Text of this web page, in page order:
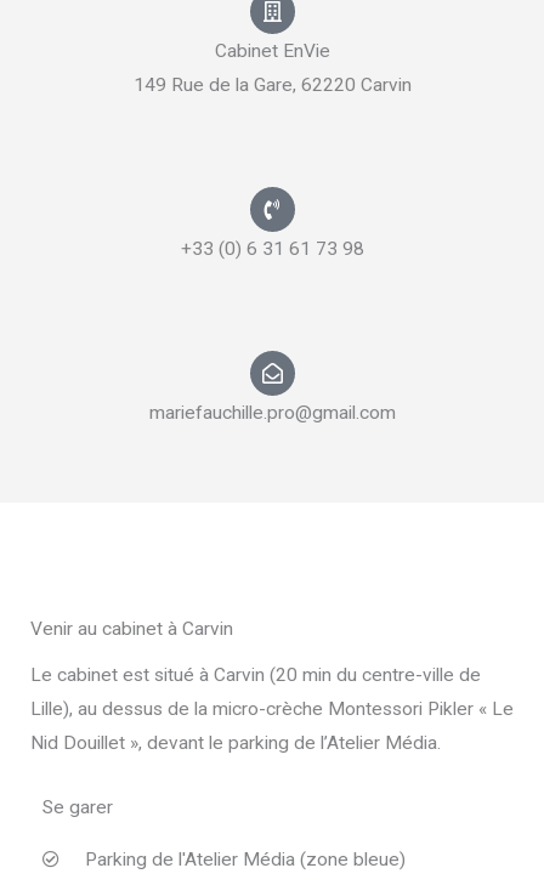
Cabinet EnVie
149 Rue de la Gare, 62220 Carvin
+33 (0) 6 31 61 73 98
mariefauchille.pro@gmail.com
Venir au cabinet à Carvin
Le cabinet est situé à Carvin (20 min du centre-ville de
Lille), au dessus de la micro-crèche Montessori Pikler « Le
Nid Douillet », devant le parking de l’Atelier Média.
Se garer
Parking de l'Atelier Média (zone bleue)